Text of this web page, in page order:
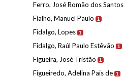
Ferro, José Romão dos Santos
Fialho, Manuel Paulo 1
Fidalgo, Lopes 1
Fidalgo, Raúl Paulo Estêvão 1
Figueira, José Tristão 1
Figueiredo, Adelina Pais de 1